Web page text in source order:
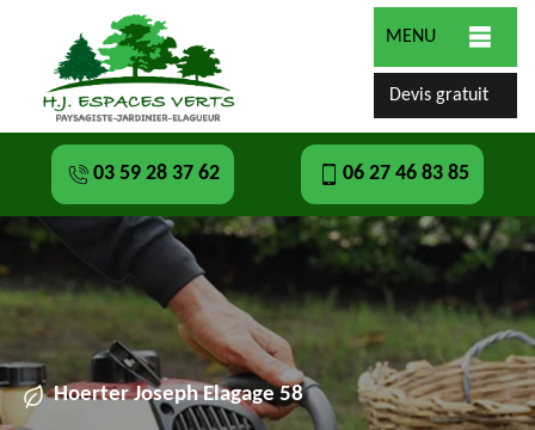
MENU
Devis gratuit
03 59 28 37 62 06 27 46 83 85
Hoerter Joseph Elagage 58